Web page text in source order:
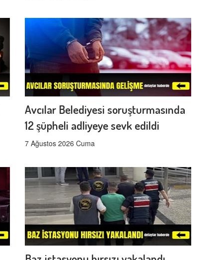
Avcılar Belediyesi soruşturmasında
12 şüpheli adliyeye sevk edildi
7 Ağustos 2026 Cuma